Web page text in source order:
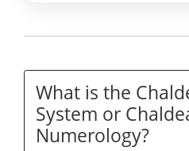
What is the
System or
Numerology?